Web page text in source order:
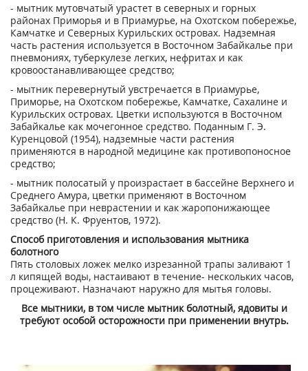
- мытник мутовчатый урастет в северных и горных
районах Приморья и в Приамурье, на Охотском побережье,
Камчатке и Северных Курильских островах. Надземная
часть растения используется в Восточном Забайкалье при
пневмониях, туберкулезе легких, нефритах и как
кровоостанавливающее средство;
- мытник перевернутый увстречается в Приамурье,
Приморье, на Охотском побережье, Камчатке, Сахалине и
Курильских островах. Цветки используются в Восточном
Забайкалье как мочегонное средство. Поданным Г. Э.
Куренцовой (1954), надземные части растения
применяются в народной медицине как противопоносное
средство;
- мытник полосатый у произрастает в бассейне Верхнего и
Среднего Амура, цветки применяют в Восточном
Забайкалье при неврастении и как жаропонижающее
средство (Н. К. Фруентов, 1972).
Способ приготовления и использования мытника
болотного
Пять столовых ложек мелко изрезанной трапы заливают 1
л кипящей воды, настаивают в течение- нескольких часов,
процеживают. Назначают наружно для мытья головы.
Все мытники, в том числе мытник болотный, ядовиты и
требуют особой осторожности при применении внутрь.